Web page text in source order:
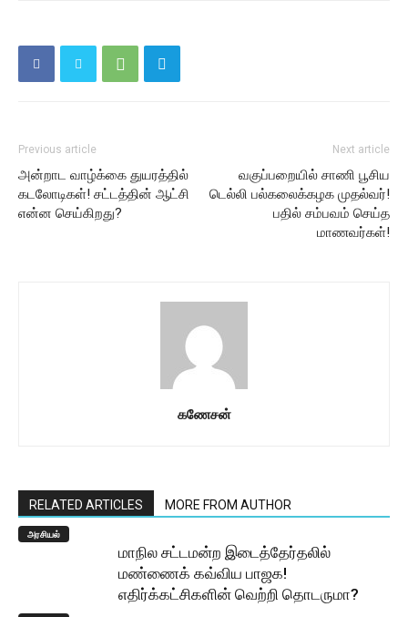
Previous article
அன்றாட வாழ்க்கை துயரத்தில்
கடலோடிகள்! சட்டத்தின் ஆட்சி
என்ன செய்கிறது?
Next article
வகுப்பறையில் சாணி பூசிய
டெல்லி பல்கலைக்கழக முதல்வர்!
பதில் சம்பவம் செய்த
மாணவர்கள்!
கணேசன்
RELATED ARTICLES MORE FROM AUTHOR
அரசியல்
மாநில சட்டமன்ற இடைத்தேர்தலில்
மண்ணைக் கவ்விய பாஜக!
எதிர்க்கட்சிகளின் வெற்றி தொடருமா?